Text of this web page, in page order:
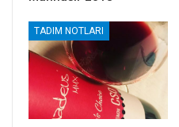
TADIM NOTLARI